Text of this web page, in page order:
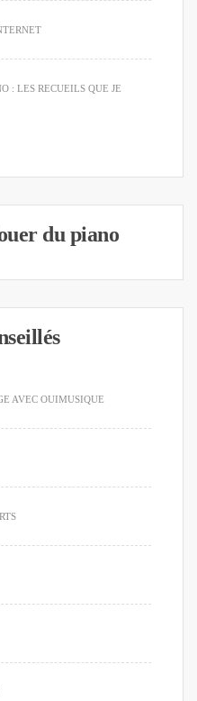
: LES RECUEILS QUE JE
du piano
AVEC OUIMUSIQUE